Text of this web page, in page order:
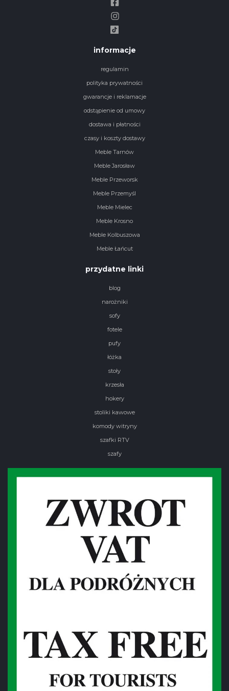
informacje
regulamin
polityka prywatności
gwarancje i reklamacje
odstąpienie od umowy
dostawa i płatności
czasy i koszty dostawy
Meble Tarnów
Meble Jarosław
Meble Przeworsk
Meble Przemyśl
Meble Mielec
Meble Krosno
Meble Kolbuszowa
Meble Łańcut
przydatne linki
blog
narożniki
sofy
fotele
pufy
łóżka
stoły
krzesła
hokery
stoliki kawowe
komody witryny
szafki RTV
szafy